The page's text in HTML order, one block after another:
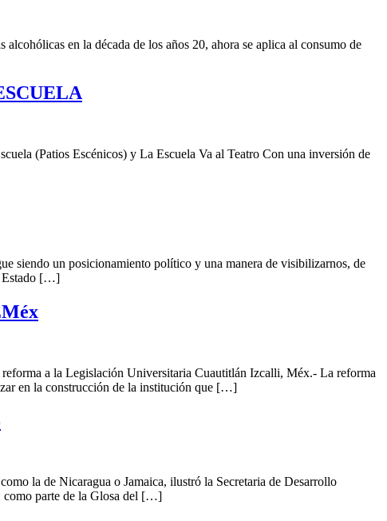
en la década de los años 20, ahora se aplica al consumo de
(Patios Escénicos) y La Escuela Va al Teatro Con una inversión de
siendo un posicionamiento político y una manera de visibilizarnos, de
Estado […]
a la Legislación Universitaria Cuautitlán Izcalli, Méx.- La reforma
en la construcción de la institución que […]
la de Nicaragua o Jamaica, ilustró la Secretaria de Desarrollo
como parte de la Glosa del […]